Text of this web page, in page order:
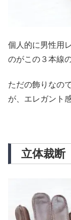
個人的に男性用
のがこの３本線
ただの飾りなの
が、エレガント
立体裁断